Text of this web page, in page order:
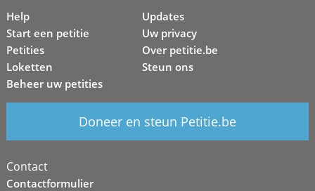
Help
Start een petitie
Petities
Loketten
Beheer uw petities
Updates
Uw privacy
Over petitie.be
Steun ons
Doneer en steun Petitie.be
Contact
Contactformulier